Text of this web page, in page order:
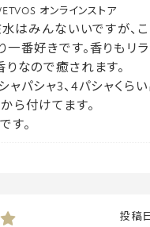
ETVOS オンラインストア
はみんないいですが、
一番好きです。香りもリ
りなので癒されます。
ャパシャ3、4パシャくら
ら付けてます。
す。
投稿日